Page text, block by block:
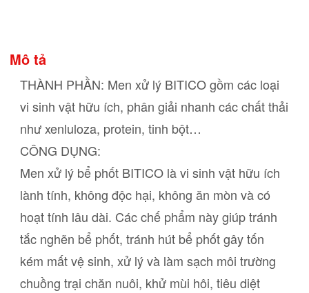
Mô tả
THÀNH PHẦN: Men xử lý BITICO gồm các loại
vi sinh vật hữu ích, phân giải nhanh các chất thải
như xenluloza, protein, tinh bột…
CÔNG DỤNG:
Men xử lý bể phốt BITICO là vi sinh vật hữu ích
lành tính, không độc hại, không ăn mòn và có
hoạt tính lâu dài. Các chế phẩm này giúp tránh
tắc nghẽn bể phốt, tránh hút bể phốt gây tốn
kém mất vệ sinh, xử lý và làm sạch môi trường
chuồng trại chăn nuôi, khử mùi hôi, tiêu diệt